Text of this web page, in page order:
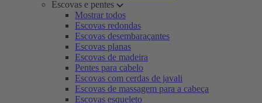
Escovas e pentes
Mostrar todos
Escovas redondas
Escovas desembaraçantes
Escovas planas
Escovas de madeira
Pentes para cabelo
Escovas com cerdas de javali
Escovas de massagem para a cabeça
Escovas esqueleto